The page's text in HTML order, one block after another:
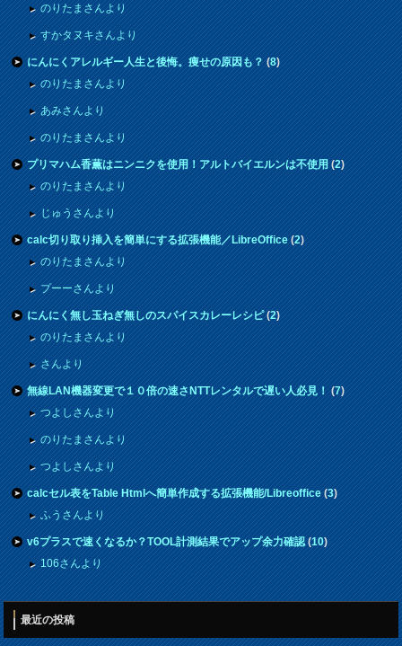
のりたまさんより
すかタヌキさんより
にんにくアレルギー人生と後悔。痩せの原因も？(8)
のりたまさんより
あみさんより
のりたまさんより
プリマハム香薫はニンニクを使用！アルトバイエルンは不使用(2)
のりたまさんより
じゅうさんより
calc切り取り挿入を簡単にする拡張機能／LibreOffice(2)
のりたまさんより
プーーさんより
にんにく無し玉ねぎ無しのスパイスカレーレシピ(2)
のりたまさんより
さんより
無線LAN機器変更で１０倍の速さNTTレンタルで遅い人必見！(7)
つよしさんより
のりたまさんより
つよしさんより
calcセル表をTable Htmlへ簡単作成する拡張機能/Libreoffice(3)
ふうさんより
v6プラスで速くなるか？TOOL計測結果でアップ余力確認(10)
106さんより
最近の投稿